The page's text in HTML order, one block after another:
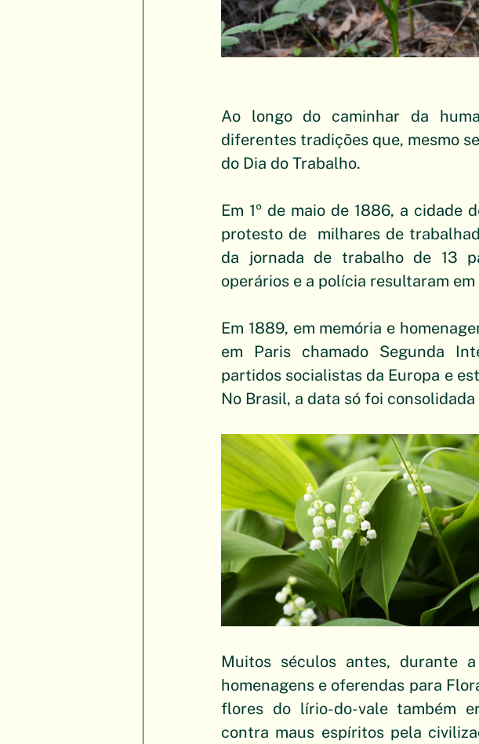
Ao longo do caminhar da
diferentes tradições que, mesmo
do Dia do Trabalho.
Em 1º de maio de 1886, a cidade
protesto de  milhares de
da jornada de trabalho de 13
operários e a polícia resultaram
Em 1889, em memória e
em Paris chamado Segunda
partidos socialistas da Europa e
No Brasil, a data só foi consolidada
Muitos séculos antes, durante
homenagens e oferendas para
flores do lírio-do-vale também
contra maus espíritos pela